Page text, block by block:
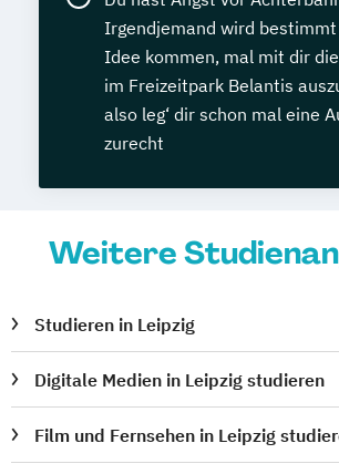
Irgendjemand wird
Idee kommen, mal mit dir
im Freizeitpark Belantis
also leg‘ dir schon mal eine
zurecht
Weitere
Studieren in Leipzig
Digitale Medien in Leipzig studieren
Film und Fernsehen in Leipzig